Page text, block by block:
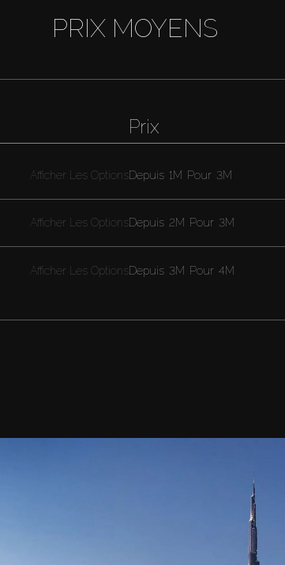
PRIX MOYENS
Afficher Les Options
Afficher Les Options
Afficher Les Options
Prix
Depuis 1M Pour 3M
Depuis 2M Pour 3M
Depuis 3M Pour 4M